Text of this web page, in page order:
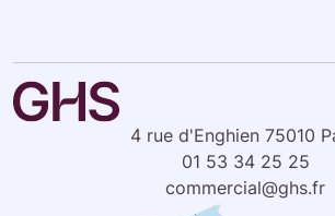
4 rue d'Enghien 75010
01 53 34 25 25
commercial@ghs.fr